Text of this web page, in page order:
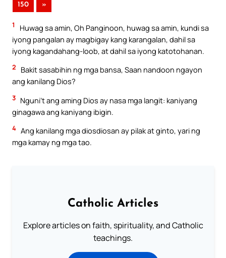
150 »
1
Huwag sa amin, Oh Panginoon, huwag sa amin, kundi sa
iyong pangalan ay magbigay kang karangalan, dahil sa
iyong kagandahang-loob, at dahil sa iyong katotohanan.
2
Bakit sasabihin ng mga bansa, Saan nandoon ngayon
ang kanilang Dios?
3 Nguni’t ang aming Dios ay nasa mga langit: kaniyang
ginagawa ang kaniyang ibigin.
4 Ang kanilang mga diosdiosan ay pilak at ginto, yari ng
mga kamay ng mga tao.
Catholic Articles
Explore articles on faith, spirituality, and Catholic
teachings.